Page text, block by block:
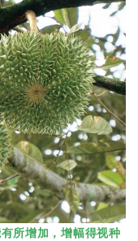
所增加，增幅得视种